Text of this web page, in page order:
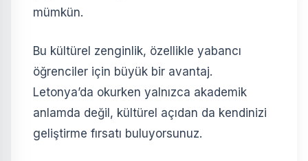
mümkün.
Bu kültürel zenginlik, özellikle yabancı
öğrenciler için büyük bir avantaj.
Letonya’da okurken yalnızca akademik
anlamda değil, kültürel açıdan da kendinizi
geliştirme fırsatı buluyorsunuz.